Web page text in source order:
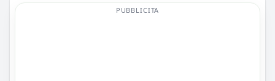
PUBBLICITA